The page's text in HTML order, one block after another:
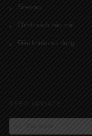
Sitemap
Chính sách bảo mật
Điều khoản sử dụng
KEEP UPDATE